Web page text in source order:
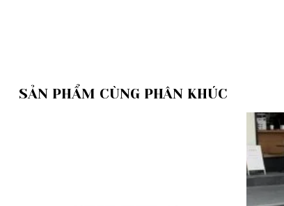
SẢN PHẨM CÙNG PHÂN KHÚC